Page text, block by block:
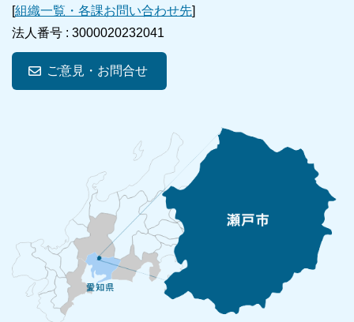
[組織一覧・各課お問い合わせ先]
法人番号 : 3000020232041
ご意見・お問合せ